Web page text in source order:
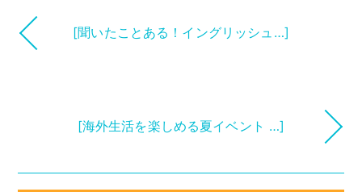
[聞いたことある！イングリッシュ…]
[海外生活を楽しめる夏イベント …]